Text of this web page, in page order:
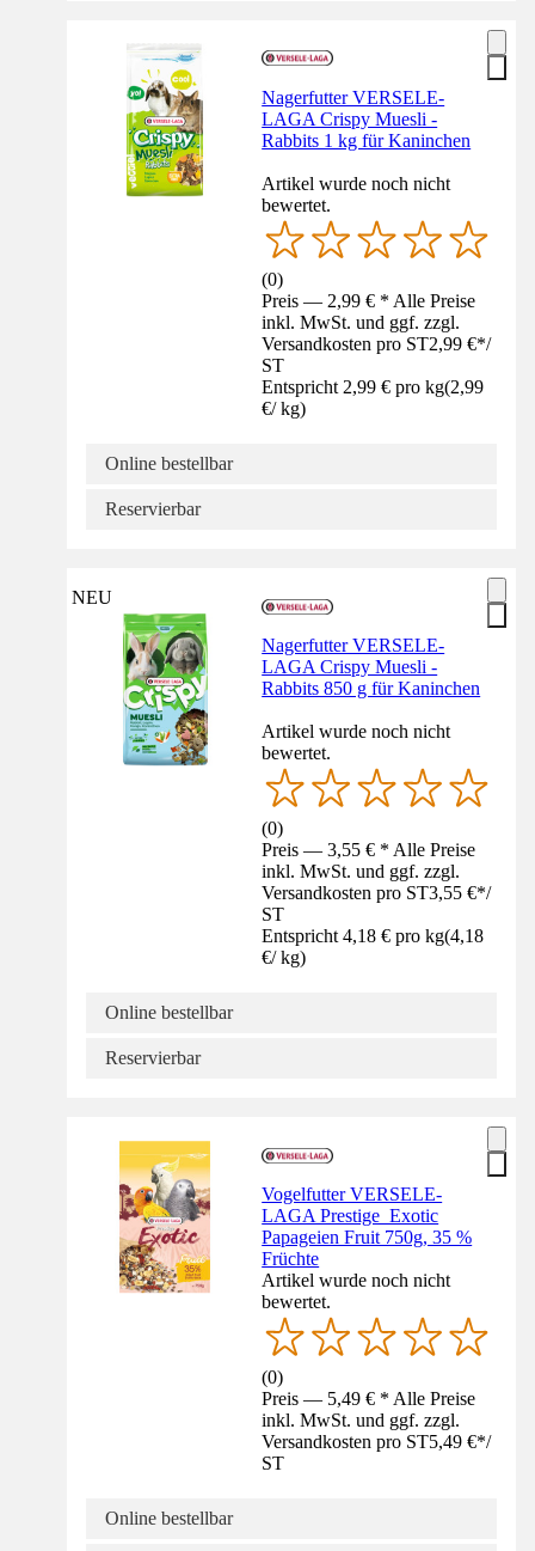
Nagerfutter VERSELE-
LAGA Crispy Muesli -
Rabbits 1 kg für Kaninchen
Artikel wurde noch nicht
bewertet.
(0)
Preis — 2,99 € * Alle Preise
inkl. MwSt. und ggf. zzgl.
Versandkosten pro ST2,99 €*/
ST
Entspricht 2,99 € pro kg(2,99
€/ kg)
Online bestellbar
Reservierbar
NEU
Nagerfutter VERSELE-
LAGA Crispy Muesli -
Rabbits 850 g für Kaninchen
Artikel wurde noch nicht
bewertet.
(0)
Preis — 3,55 € * Alle Preise
inkl. MwSt. und ggf. zzgl.
Versandkosten pro ST3,55 €*/
ST
Entspricht 4,18 € pro kg(4,18
€/ kg)
Online bestellbar
Reservierbar
Vogelfutter VERSELE-
LAGA Prestige Exotic
Papageien Fruit 750g, 35 %
Früchte
Artikel wurde noch nicht
bewertet.
(0)
Preis — 5,49 € * Alle Preise
inkl. MwSt. und ggf. zzgl.
Versandkosten pro ST5,49 €*/
ST
Online bestellbar